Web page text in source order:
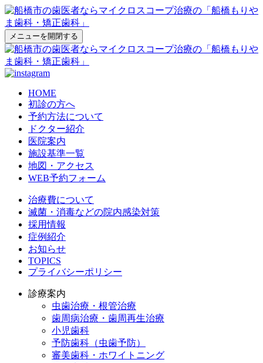
メニューを開閉する
HOME
初診の方へ
予約方法について
ドクター紹介
医院案内
施設基準一覧
地図・アクセス
WEB予約フォーム
治療費について
滅菌・消毒などの院内感染対策
採用情報
症例紹介
お知らせ
TOPICS
プライバシーポリシー
診療案内
虫歯治療・根管治療
歯周病治療・歯周再生治療
小児歯科
予防歯科（虫歯予防）
審美歯科・ホワイトニング